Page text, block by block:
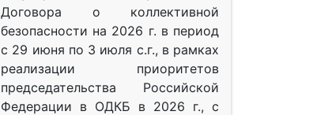
Договора о коллективной
безопасности на 2026 г. в период
с 29 июня по 3 июля с.г., в рамках
реализации приоритетов
председательства Российской
Федерации в ОДКБ в 2026 г., с